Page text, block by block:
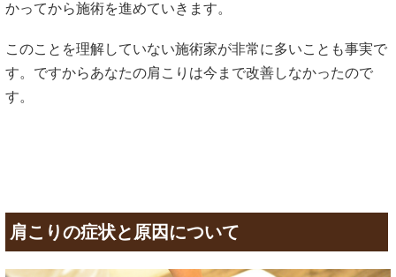
かってから施術を進めていきます。
このことを理解していない施術家が非常に多いことも事実で
す。ですからあなたの肩こりは今まで改善しなかったので
す。
肩こりの症状と原因について